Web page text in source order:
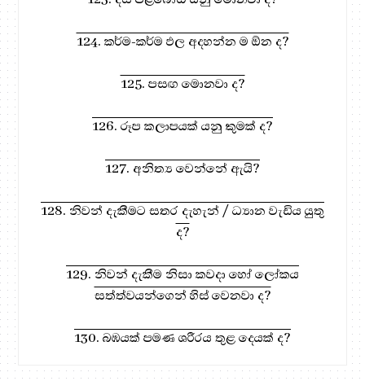
124. කර්ම-කර්ම ඵල අදහන්න ම ඕන ද?
125. පසඟ මොනවා ද?
126. රූප කලාපයක් යනු කුමක් ද?
127. අනිත්‍ය වෙන්නේ ඇයි?
128. නිවන් දැකීමට සතර දැහැන් / ධ්‍යාන වැඩිය යුතු
ද?
129. නිවන් දැකීම නිසා කවදා හෝ ලෝකය
සත්ත්වයන්ගෙන් හිස් වෙනවා ද?
130. බඹයක් පමණ ශරීරය තුළ දෙයක් ද?